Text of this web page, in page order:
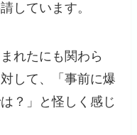
しています。
れたにも関わら
して、「事前に爆
？」と怪しく感じ